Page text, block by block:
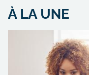
À LA UNE